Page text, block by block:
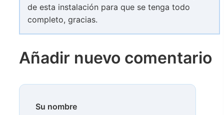
de esta instalación para que se tenga todo
completo, gracias.
Añadir nuevo comentario
Su nombre